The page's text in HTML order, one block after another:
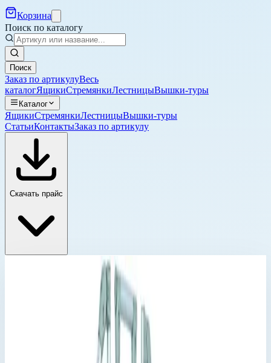
Корзина
Поиск по каталогу
Поиск
Заказ по артикулуВесь
каталогЯщикиСтремянкиЛестницыВышки-туры
Каталог
ЯщикиСтремянкиЛестницыВышки-туры
СтатьиКонтактыЗаказ по артикулу
Скачать прайс
Стационарные и передвижные переходы Zarges
Промышленные лестницы и вышки
Лестницы и переходы›
Стационарные и передвижные переходы Zarges
Стационарный переход Zarges 10 ступеней 600 мм 45°